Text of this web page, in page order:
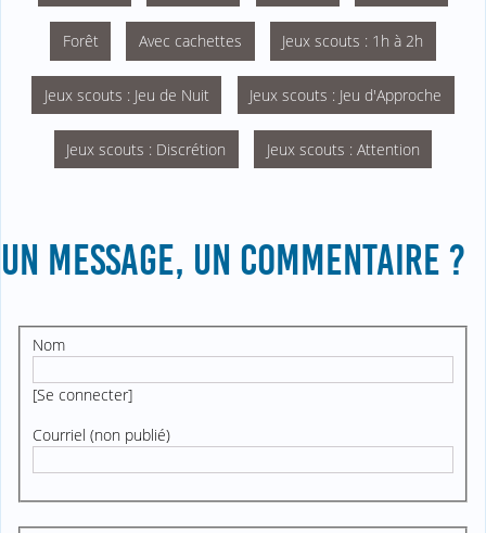
Forêt Avec cachettes Jeux scouts : 1h à 2h
Jeux scouts : Jeu de Nuit Jeux scouts : Jeu d'Approche
Jeux scouts : Discrétion Jeux scouts : Attention
UN MESSAGE, UN COMMENTAIRE ?
Nom
[Se connecter]
Courriel (non publié)